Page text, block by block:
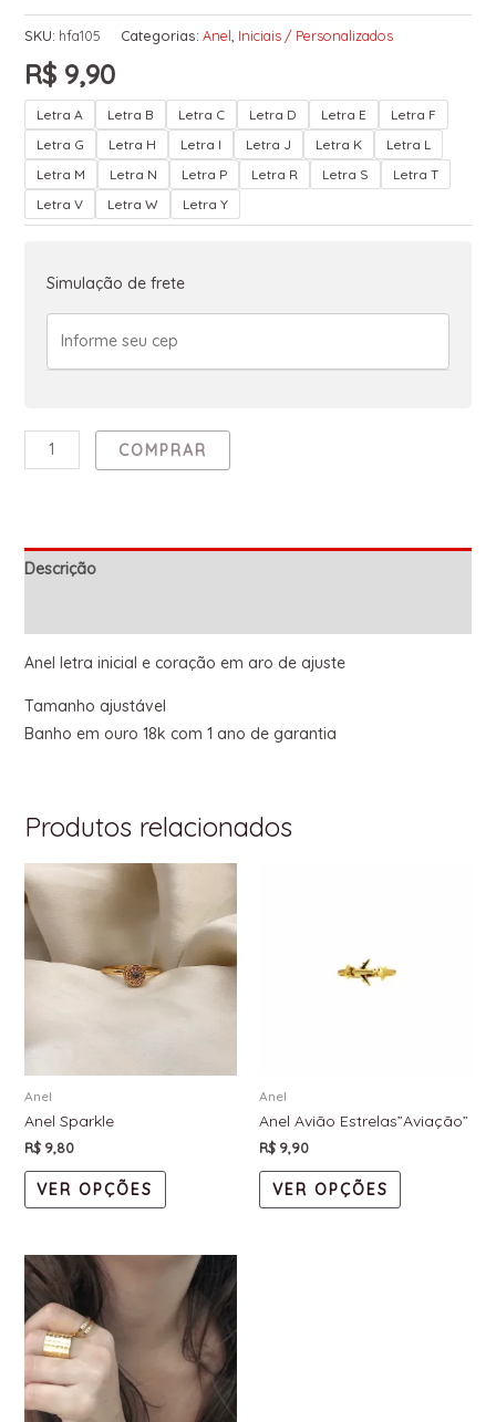
SKU: hfa105 Categorias: Anel Iniciais / Personalizados
R$9,90
Letra A Letra B Letra C Letra D Letra E
Letra F
Letra G
Letra H Letra I Letra J Letra K
Letra L
Letra M
Letra N Letra P Letra R Letra S
Letra T
Letra V
Letra W Letra Y
Simulação de frete
COMPRAR
Descrição
Anel letra inicial e coração em aro de ajuste
Tamanho ajustável
Banho em ouro 18k com 1 ano de garantia
Produtos relacionados
Anel
Anel Sparkle
R$9,80
VER OPÇÕES
Anel
Anel Avião Estrelas”Aviação”
R$ 9,90
VER OPÇÕES